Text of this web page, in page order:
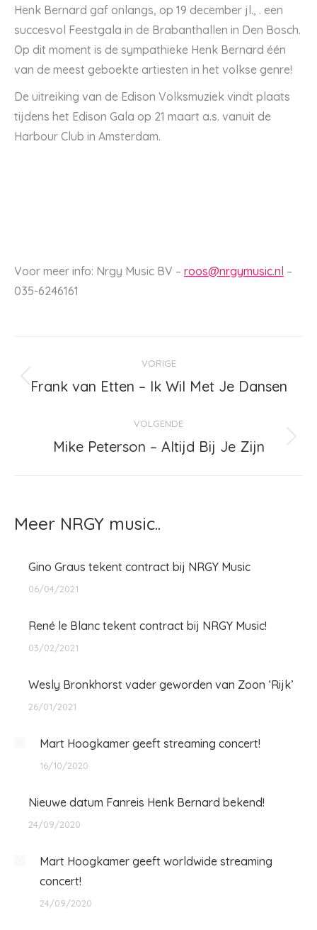
Henk Bernard gaf onlangs, op 19 december jl., . een
succesvol Feestgala in de Brabanthallen in Den Bosch.
Op dit moment is de sympathieke Henk Bernard één
van de meest geboekte artiesten in het volkse genre!
De uitreiking van de Edison Volksmuziek vindt plaats
tijdens het Edison Gala op 21 maart a.s. vanuit de
Harbour Club in Amsterdam.
Voor meer info: Nrgy Music BV – roos@nrgymusic.nl –
035-6246161
navigatie
VORIGE
Vorig
Frank van Etten – Ik Wil Met Je Dansen
VOLGENDE
Volgend
Mike Peterson – Altijd Bij Je Zijn
Meer NRGY music..
Gino Graus tekent contract bij NRGY Music
06/04/2021
René le Blanc tekent contract bij NRGY Music!
03/02/2021
Wesly Bronkhorst vader geworden van Zoon ‘Rijk’
26/01/2021
Mart Hoogkamer geeft streaming concert!
16/10/2020
Nieuwe datum Fanreis Henk Bernard bekend!
24/09/2020
Mart Hoogkamer geeft worldwide streaming
concert!
24/09/2020